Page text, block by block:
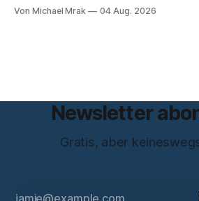
über zehn Jahre
Von Michael Mrak 04 Aug. 2026
Newsletter
Gratis, aber